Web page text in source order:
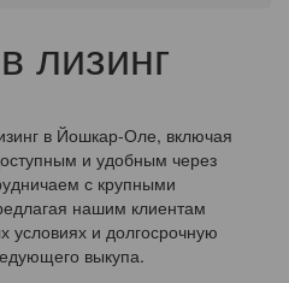
лизинг
в Йошкар-Оле, включая
и удобным через
с крупными
нашим клиентам
и долгосрочную
выкупа.